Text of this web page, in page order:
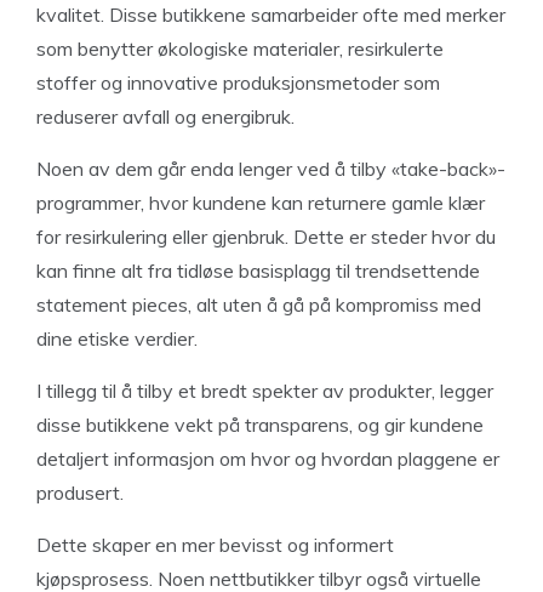
kvalitet. Disse butikkene samarbeider ofte med merker
som benytter økologiske materialer, resirkulerte
stoffer og innovative produksjonsmetoder som
reduserer avfall og energibruk.
Noen av dem går enda lenger ved å tilby «take-back»-
programmer, hvor kundene kan returnere gamle klær
for resirkulering eller gjenbruk. Dette er steder hvor du
kan finne alt fra tidløse basisplagg til trendsettende
statement pieces, alt uten å gå på kompromiss med
dine etiske verdier.
I tillegg til å tilby et bredt spekter av produkter, legger
disse butikkene vekt på transparens, og gir kundene
detaljert informasjon om hvor og hvordan plaggene er
produsert.
Dette skaper en mer bevisst og informert
kjøpsprosess. Noen nettbutikker tilbyr også virtuelle